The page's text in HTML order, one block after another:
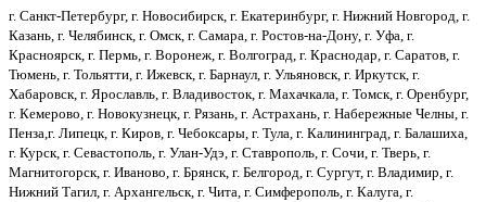
г. Санкт-Петербург, г. Новосибирск, г. Екатеринбург, г. Нижний Новгород, г.
Казань, г. Челябинск, г. Омск, г. Самара, г. Ростов-на-Дону, г. Уфа, г.
Красноярск, г. Пермь, г. Воронеж, г. Волгоград, г. Краснодар, г. Саратов, г.
Тюмень, г. Тольятти, г. Ижевск, г. Барнаул, г. Ульяновск, г. Иркутск, г.
Хабаровск, г. Ярославль, г. Владивосток, г. Махачкала, г. Томск, г. Оренбург,
г. Кемерово, г. Новокузнецк, г. Рязань, г. Астрахань, г. Набережные Челны, г.
Пенза,г. Липецк, г. Киров, г. Чебоксары, г. Тула, г. Калининград, г. Балашиха,
г. Курск, г. Севастополь, г. Улан-Удэ, г. Ставрополь, г. Сочи, г. Тверь, г.
Магнитогорск, г. Иваново, г. Брянск, г. Белгород, г. Сургут, г. Владимир, г.
Нижний Тагил, г. Архангельск, г. Чита, г. Симферополь, г. Калуга, г.